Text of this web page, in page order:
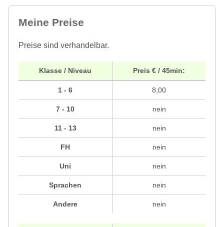
Meine Preise
Preise sind verhandelbar.
Klasse / Niveau
1 - 6
7 - 10
11 - 13
FH
Uni
Sprachen
Andere
Preis € / 45min:
8,00
nein
nein
nein
nein
nein
nein